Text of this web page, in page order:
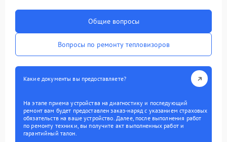
Общие вопросы
Вопросы по ремонту тепловизоров
Какие документы вы предоставляете?
На этапе приема устройства на диагностику и последующий
ремонт вам будет предоставлен заказ-наряд с указанием страховых
обязательств на ваше устройство. Далее, после выполнения работ
по ремонту техники, вы получите акт выполненных работ и
гарантийный талон.